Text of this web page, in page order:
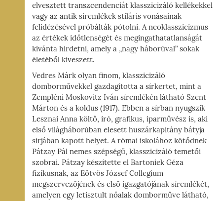
elvesztett transzcendenciát klasszicizáló kellékekkel
vagy az antik síremlékek stiláris vonásainak
felidézésével próbálták pótolni. A neoklasszicizmus
az értékek időtlenségét és megingathatatlanságát
kívánta hirdetni, amely a „nagy háborúval” sokak
életéből kiveszett.
Vedres Márk olyan finom, klasszicizáló
domborművekkel gazdagította a sírkertet, mint a
Zempléni Moskovitz Iván síremlékén látható Szent
Márton és a koldus (1917). Ebben a sírban nyugszik
Lesznai Anna költő, író, grafikus, iparművész is, aki
első világháborúban elesett huszárkapitány bátyja
sírjában kapott helyet. A római iskolához kötődnek
Pátzay Pál nemes szépségű, klasszicizáló temetői
szobrai. Pátzay készítette el Bartoniek Géza
fizikusnak, az Eötvös József Collegium
megszervezőjének és első igazgatójának síremlékét,
amelyen egy letisztult nőalak domborműve látható,